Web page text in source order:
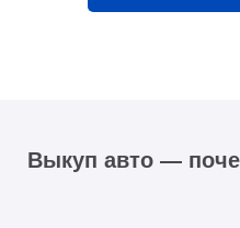
Выкуп авто —